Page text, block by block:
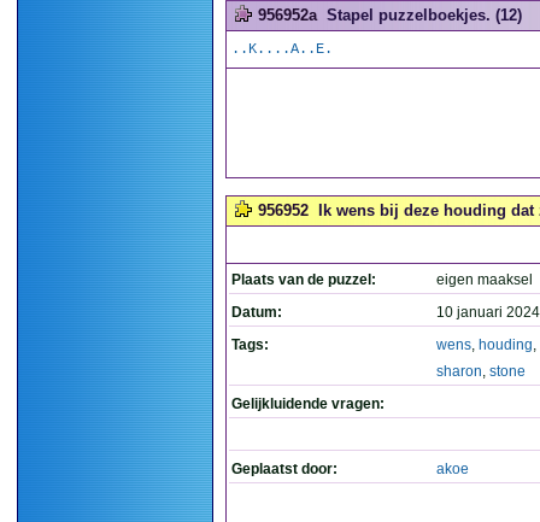
956952a Stapel puzzelboekjes. (12)
..K....A..E.
956952 Ik wens bij deze houding
Plaats van de puzzel:
eigen maaksel
Datum:
10 januari
Tags:
wens, houding,
sharon, stone
Gelijkluidende vragen:
Geplaatst door: akoe